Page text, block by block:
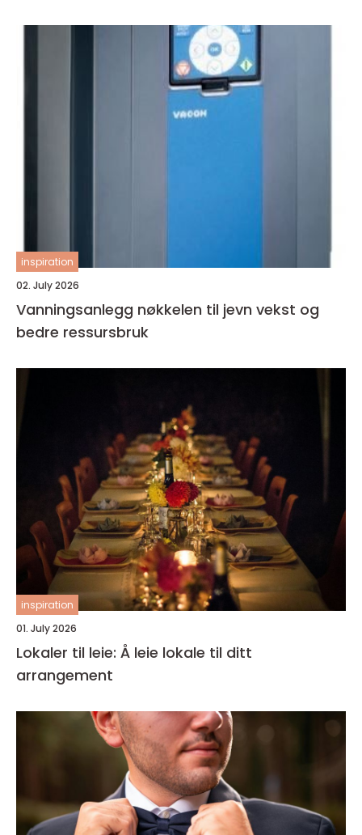
inspiration
02. July 2026
Vanningsanlegg nøkkelen til jevn vekst og
bedre ressursbruk
inspiration
01. July 2026
Lokaler til leie: Å leie lokale til ditt
arrangement